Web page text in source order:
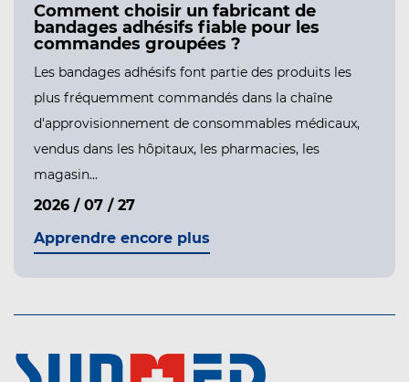
Comment choisir un fabricant de
bandages adhésifs fiable pour les
commandes groupées ?
Les bandages adhésifs font partie des produits les
plus fréquemment commandés dans la chaîne
d'approvisionnement de consommables médicaux,
vendus dans les hôpitaux, les pharmacies, les
magasin...
2026 / 07 / 27
Apprendre encore plus